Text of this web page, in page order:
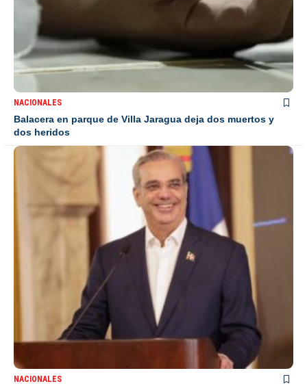
NACIONALES
Balacera en parque de Villa Jaragua deja dos muertos y
dos heridos
NACIONALES